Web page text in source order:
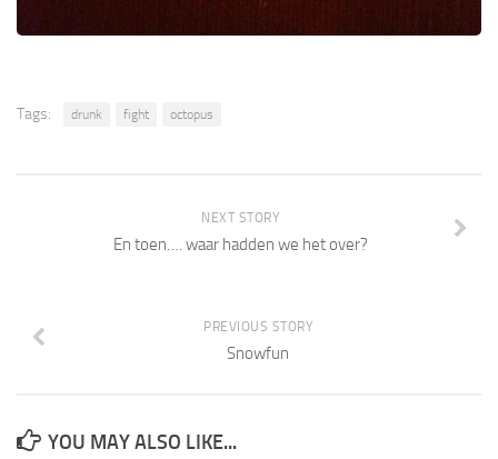
Tags: drunk fight octopus
NEXT STORY
En toen…. waar hadden we het over?
PREVIOUS STORY
Snowfun
YOU MAY ALSO LIKE...